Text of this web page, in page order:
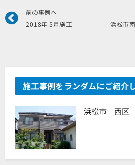
Prev
前の事例へ
2018年 5月施工 浜松市南区
施工事例をランダムにご紹介
浜松市 西区